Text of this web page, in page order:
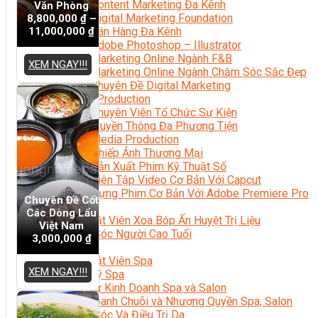
Content Marketing Đa Kênh
Digital Marketing Foundation
Bán Hàng Đa Kênh
Adobe Photoshop – Illustrator
Marketing Online Ngành F&B
Marketing Online Ngành Chăm Sóc Sắc Đẹp
Chuyên Đề Digital Marketing
Media Production
Chuyên Viên Tổ Chức Sự Kiện
Truyền Thông Đa Phương Tiện
Media Production
Nhiếp Ảnh Thương Mại
Sản Xuất Phim Kỹ Thuật Số
Biên Tập Video Cơ Bản Với Capcut
Dựng Phim Cơ Bản Với Adobe Premiere Pro
Sức Khỏe
Kỹ Thuật Viên Xoa Bóp Ấn Huyệt Trị Liệu
Chăm Sóc Người Cao Tuổi
Sắc Đẹp
Kỹ Thuật Viên Spa
Quản Lý Spa
Khởi Sự Kinh Doanh Spa và Salon
Kinh Doanh Chuỗi và Nhượng Quyền Spa, Salon
Chăm Sóc Và Điều Trị Da
Văn Phòng
8,800,000 ₫–
11,000,000 ₫
XEM NGAY!!!
Chuyên Đề Cốt
Các Dòng Lẩu
Việt Nam
3,000,000 ₫
XEM NGAY!!!